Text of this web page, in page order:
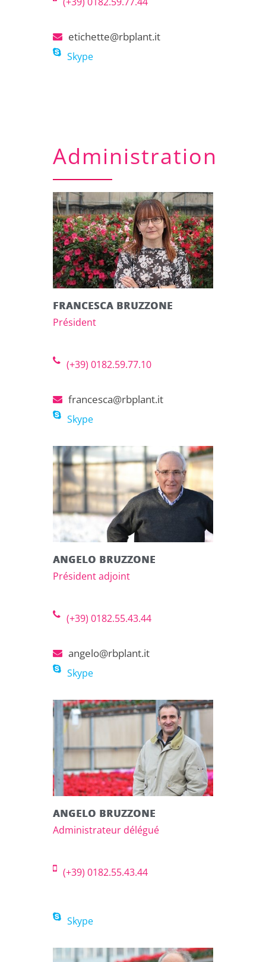
etichette@rbplant.it
Skype
Administration
FRANCESCA BRUZZONE
Président
(+39) 0182.59.77.10
francesca@rbplant.it
Skype
ANGELO BRUZZONE
Président adjoint
(+39) 0182.55.43.44
angelo@rbplant.it
Skype
ANGELO BRUZZONE
Administrateur délégué
(+39) 0182.55.43.44
Skype